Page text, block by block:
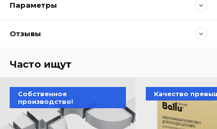
Параметры
Отзывы
Часто ищут
Собственное
производство!
Качество